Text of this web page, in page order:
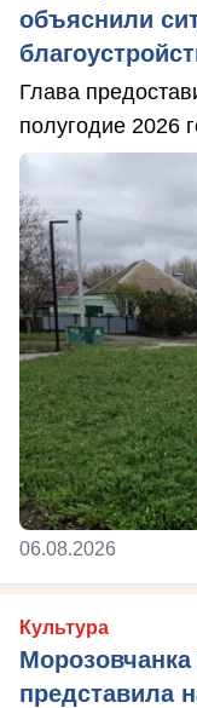
объяснили
Глава
полугодие 2026
06.08.2026
Культура
представила